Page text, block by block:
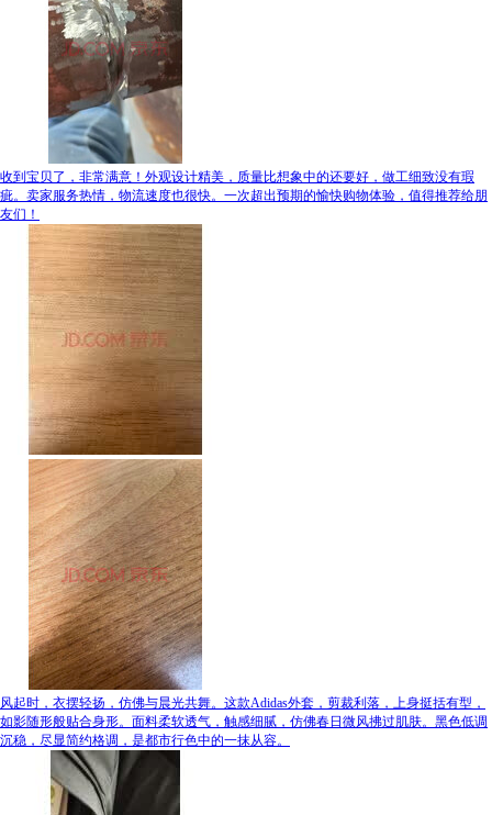
收到宝贝了，非常满意！外观设计精美，质量比想象中的还要好，做工细致没有瑕
疵。卖家服务热情，物流速度也很快。一次超出预期的愉快购物体验，值得推荐给朋
友们！
风起时，衣摆轻扬，仿佛与晨光共舞。这款Adidas外套，剪裁利落，上身挺括有型，
如影随形般贴合身形。面料柔软透气，触感细腻，仿佛春日微风拂过肌肤。黑色低调
沉稳，尽显简约格调，是都市行色中的一抹从容。